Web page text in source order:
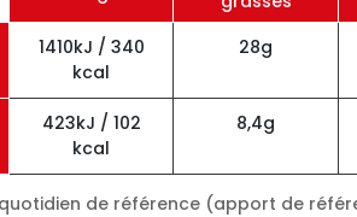
1410kJ / 340
kcal
28g
423kJ / 102
kcal
8,4g
de référence (apport de